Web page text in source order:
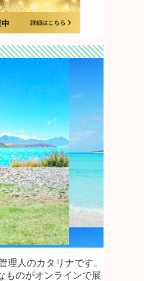
理人のカタリナです。
ものがオンラインで展